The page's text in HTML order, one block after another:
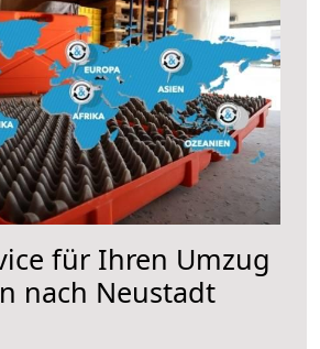
für Ihren Umzug
nach Neustadt